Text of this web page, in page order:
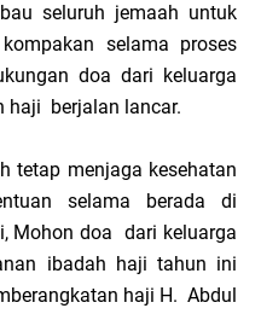
seluruh jemaah untuk
selama proses
doa dari keluarga
haji berjalan lancar.
tetap menjaga kesehatan
selama berada di
Mohon doa dari keluarga
ibadah haji tahun ini
haji H. Abdul